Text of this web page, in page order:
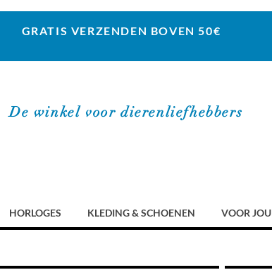
GRATIS VERZENDEN BOVEN 50€
De winkel voor dierenliefhebbers
HORLOGES KLEDING & SCHOENEN VOOR JOU